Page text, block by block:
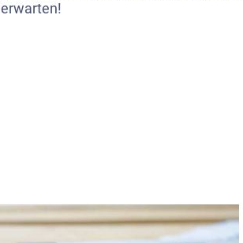
erwarten!